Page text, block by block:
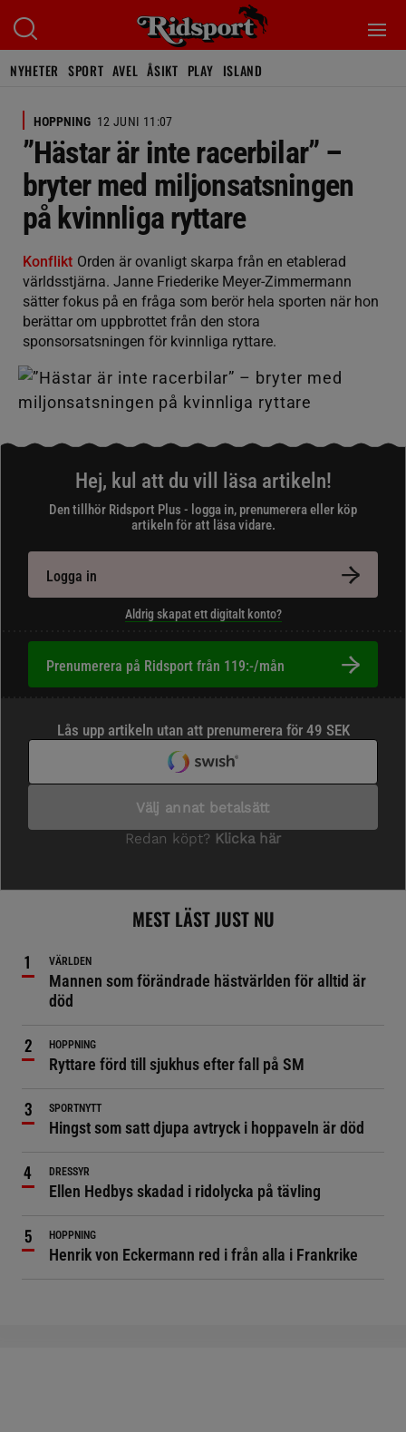
NYHETER SPORT AVEL ÅSIKT PLAY ISLAND
HOPPNING 12 JUNI 11:07
”Hästar är inte racerbilar” –
bryter med miljonsatsningen
på kvinnliga ryttare
Konflikt Orden är ovanligt skarpa från en etablerad
världsstjärna. Janne Friederike Meyer-Zimmermann
sätter fokus på en fråga som berör hela sporten när hon
berättar om uppbrottet från den stora
sponsorsatsningen för kvinnliga ryttare.
Hej, kul att du vill läsa artikeln!
Den tillhör Ridsport Plus - logga in, prenumerera eller köp
artikeln för att läsa vidare.
Logga in
Aldrig skapat ett digitalt konto?
Prenumerera på Ridsport från 119:-/mån
MEST LÄST JUST NU
VÄRLDEN
Mannen som förändrade hästvärlden för alltid är
död
HOPPNING
Ryttare förd till sjukhus efter fall på SM
SPORTNYTT
Hingst som satt djupa avtryck i hoppaveln är död
DRESSYR
Ellen Hedbys skadad i ridolycka på tävling
HOPPNING
Henrik von Eckermann red i från alla i Frankrike